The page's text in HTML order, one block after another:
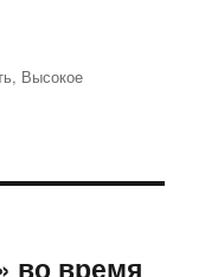
, Высокое
во время